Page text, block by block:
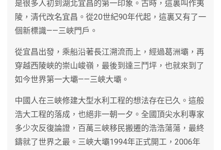
是很多人初到湖北宜昌的第一印象。古時，這裏叫作夷
陵，清代改名宜昌。從20世紀90年代起，這裏又有了一
個新標識——三峽門戶。
從宜昌出發，乘船沿著長江溯流而上，經過葛洲壩，再
穿越西陵峽的崇山峻嶺，最後到達三鬥坪，也就來到了
如今世界第一大壩——三峽大壩。
中國人在三峽修建大型水利工程的想法存在已久。這般
浩大工程的落成，也絕非一朝一夕。全國頂尖水利專家
多少次反復論證，百萬三峽移民搬遷的浩浩蕩蕩，最終
鑄就了世界之最。三峽大壩1994年正式開工，2006年